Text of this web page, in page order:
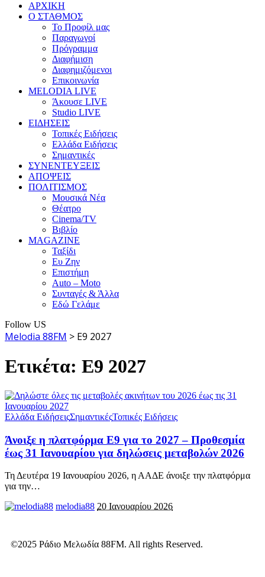
ΑΡΧΙΚΗ
Ο ΣΤΑΘΜΟΣ
Το Προφίλ μας
Παραγωγοί
Πρόγραμμα
Διαφήμιση
Διαφημιζόμενοι
Επικοινωνία
MELODIA LIVE
Άκουσε LIVE
Studio LIVE
ΕΙΔΗΣΕΙΣ
Τοπικές Ειδήσεις
Ελλάδα Ειδήσεις
Σημαντικές
ΣΥΝΕΝΤΕΥΞΕΙΣ
ΑΠΟΨΕΙΣ
ΠΟΛΙΤΙΣΜΟΣ
Μουσικά Νέα
Θέατρο
Cinema/TV
Βιβλίο
MAGAZINE
Ταξίδι
Ευ Ζην
Επιστήμη
Auto – Moto
Συνταγές & Άλλα
Εδώ Γελάμε
Follow US
Melodia 88FM > Ε9 2027
Ετικέτα: Ε9 2027
Ελλάδα ΕιδήσειςΣημαντικέςΤοπικές Ειδήσεις
Άνοιξε η πλατφόρμα Ε9 για το 2027 – Προθεσμία
έως 31 Ιανουαρίου για δηλώσεις μεταβολών 2026
Τη Δευτέρα 19 Ιανουαρίου 2026, η ΑΑΔΕ άνοιξε την πλατφόρμα
για την…
melodia88 20 Ιανουαρίου 2026
©2025 Ράδιο Μελωδία 88FM. All rights Reserved.